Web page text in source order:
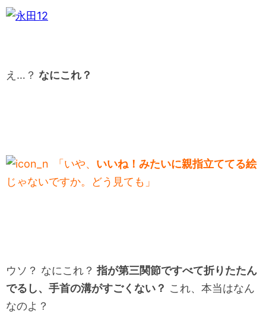
え…？ なにこれ？
「いや、 いいね！みたいに親指立ててる絵
じゃないですか。どう見ても」
ウソ？ なにこれ？ 指が第三関節ですべて折りたたん
でるし、手首の溝がすごくない？ これ、本当はなん
なのよ？